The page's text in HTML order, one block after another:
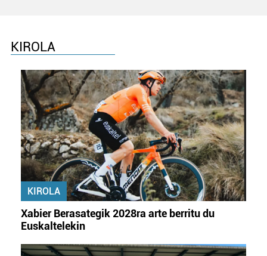
KIROLA
KIROLA
Xabier Berasategik 2028ra arte berritu du
Euskaltelekin